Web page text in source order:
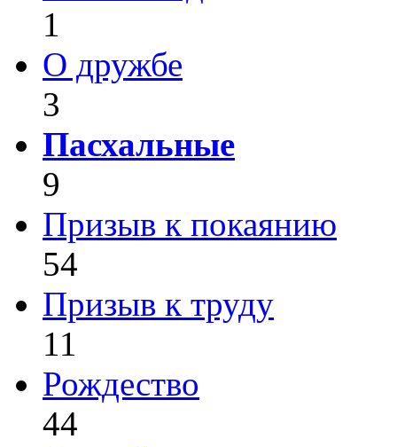
1
О дружбе
3
Пасхальные
9
Призыв к покаянию
54
Призыв к труду
11
Рождество
44